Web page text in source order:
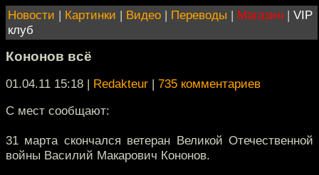
Новости | Картинки | Видео | Переводы | Магазин | VIP
клуб
Кононов всё
01.04.11 15:18 | Redakteur | 735 комментариев
С мест сообщают:
31 марта скончался ветеран Великой Отечественной
войны Василий Макарович Кононов.